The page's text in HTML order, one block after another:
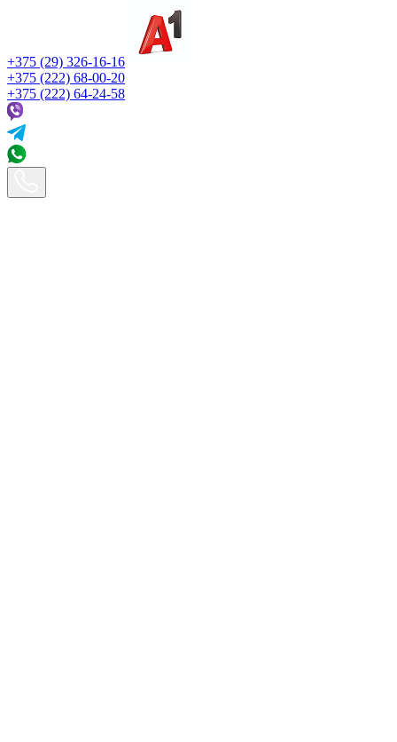
+375 (29) 326-16-16
+375 (222) 68-00-20
+375 (222) 64-24-58